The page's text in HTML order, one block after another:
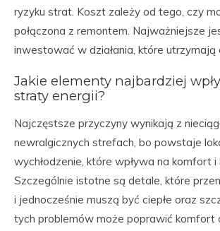
ryzyku strat. Koszt zależy od tego, czy
połączona z remontem. Najważniejsze
inwestować w działania, które
Jakie elementy najbardziej
straty energii?
Najczęstsze przyczyny wynikają z
newralgicznych strefach, bo powstaje
wychłodzenie, które wpływa na komfort i
Szczególnie istotne są detale, które
i jednocześnie muszą być ciepłe oraz
tych problemów może poprawić komfort